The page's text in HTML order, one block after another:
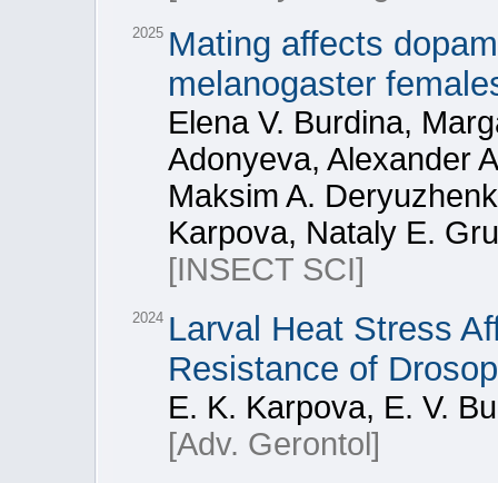
2025 Mating affects
melanogaster
Elena V. Burdina,
Adonyeva, Alexander
Maksim A.
Karpova, Nataly E.
[INSECT SCI]
2024 Larval Heat Stress
Resistance of
E. K. Karpova, E. V.
[Adv. Gerontol]